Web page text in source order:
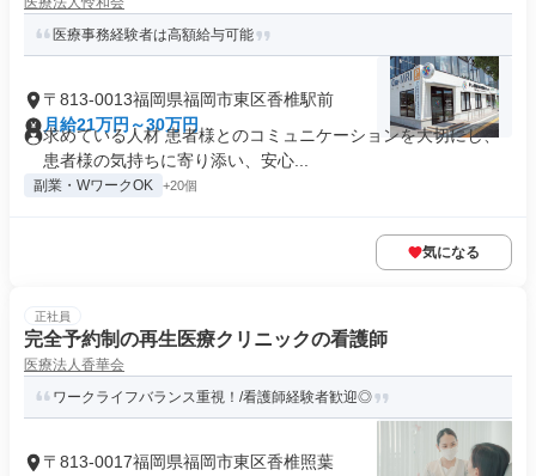
医療事務経験者は高額給与可能
〒813-0013福岡県福岡市東区香椎駅前
月給21万円～30万円
求めている人材 患者様とのコミュニケーションを大切にし、
患者様の気持ちに寄り添い、安心...
副業・WワークOK +20個
気になる
正社員
完全予約制の再生医療クリニックの看護師
医療法人香華会
ワークライフバランス重視！/看護師経験者歓迎◎
〒813-0017福岡県福岡市東区香椎照葉